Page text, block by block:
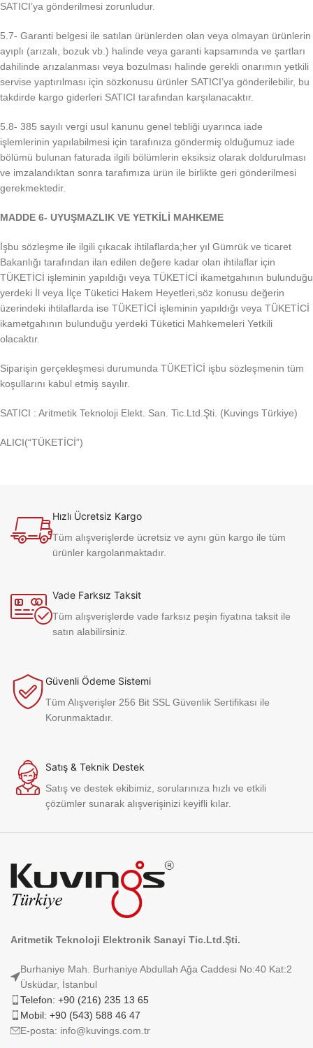
SATICI’ya gönderilmesi zorunludur.
5.7- Garanti belgesi ile satılan ürünlerden olan veya olmayan ürünlerin
ayıplı (arızalı, bozuk vb.) halinde veya garanti kapsamında ve şartları
dahilinde arızalanması veya bozulması halinde gerekli onarımın yetkili
servise yaptırılması için sözkonusu ürünler SATICI’ya gönderilebilir, bu
takdirde kargo giderleri SATICI tarafından karşılanacaktır.
5.8- 385 sayılı vergi usul kanunu genel tebliği uyarınca iade
işlemlerinin yapılabilmesi için tarafınıza göndermiş olduğumuz iade
bölümü bulunan faturada ilgili bölümlerin eksiksiz olarak doldurulması
ve imzalandıktan sonra tarafımıza ürün ile birlikte geri gönderilmesi
gerekmektedir.
MADDE 6- UYUŞMAZLIK VE YETKİLİ MAHKEME
İşbu sözleşme ile ilgili çıkacak ihtilaflarda;her yıl Gümrük ve ticaret
Bakanlığı tarafından ilan edilen değere kadar olan ihtilaflar için
TÜKETİCİ işleminin yapıldığı veya TÜKETİCİ ikametgahının bulunduğu
yerdeki İl veya İlçe Tüketici Hakem Heyetleri,söz konusu değerin
üzerindeki ihtilaflarda ise TÜKETİCİ işleminin yapıldığı veya TÜKETİCİ
ikametgahının bulunduğu yerdeki Tüketici Mahkemeleri Yetkili
olacaktır.
Siparişin gerçekleşmesi durumunda TÜKETİCİ işbu sözleşmenin tüm
koşullarını kabul etmiş sayılır.
SATICI : Aritmetik Teknoloji Elekt. San. Tic.Ltd.Şti. (Kuvings Türkiye)
ALICI(“TÜKETİCİ”)
Hızlı Ücretsiz Kargo
Tüm alışverişlerde ücretsiz ve aynı gün kargo ile tüm
ürünler kargolanmaktadır.
Vade Farksız Taksit
Tüm alışverişlerde vade farksız peşin fiyatına taksit ile
satın alabilirsiniz.
Güvenli Ödeme Sistemi
Tüm Alışverişler 256 Bit SSL Güvenlik Sertifikası ile
Korunmaktadır.
Satış & Teknik Destek
Satış ve destek ekibimiz, sorularınıza hızlı ve etkili
çözümler sunarak alışverişinizi keyifli kılar.
Aritmetik Teknoloji Elektronik Sanayi Tic.Ltd.Şti.
Burhaniye Mah. Burhaniye Abdullah Ağa Caddesi No:40 Kat:2
Üsküdar, İstanbul
Telefon: +90 (216) 235 13 65
Mobil: +90 (543) 588 46 47
E-posta: info@kuvings.com.tr